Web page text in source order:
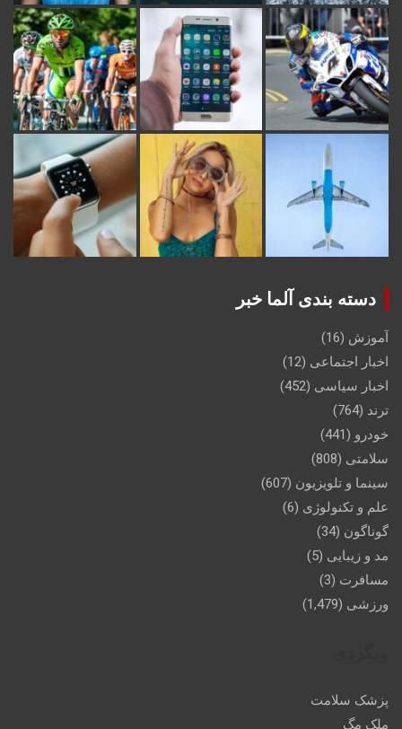
دسته بندی آلما خبر
آموزش (16)
اخبار اجتماعی (12)
اخبار سیاسی (452)
ترند (764)
خودرو (441)
سلامتی (808)
سینما و تلویزیون (607)
علم و تکنولوژی (6)
گوناگون (34)
مد و زیبایی (5)
مسافرت (3)
ورزشی (1,479)
پزشک سلامت
ملک مگ